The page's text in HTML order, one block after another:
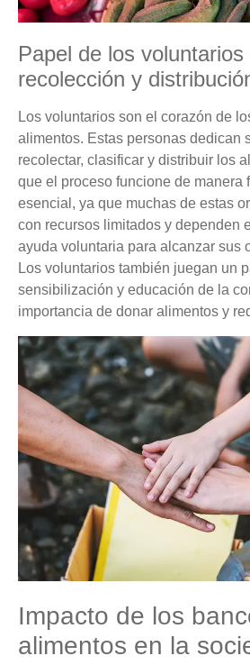
Papel de los voluntarios
recolección y
Los voluntarios son el corazón de
alimentos. Estas personas dedican
recolectar, clasificar y distribuir los
que el proceso funcione de manera
esencial, ya que muchas de estas
con recursos limitados y dependen
ayuda voluntaria para alcanzar sus
Los voluntarios también juegan un
sensibilización y educación de la
importancia de donar alimentos y
Impacto de los
alimentos en la